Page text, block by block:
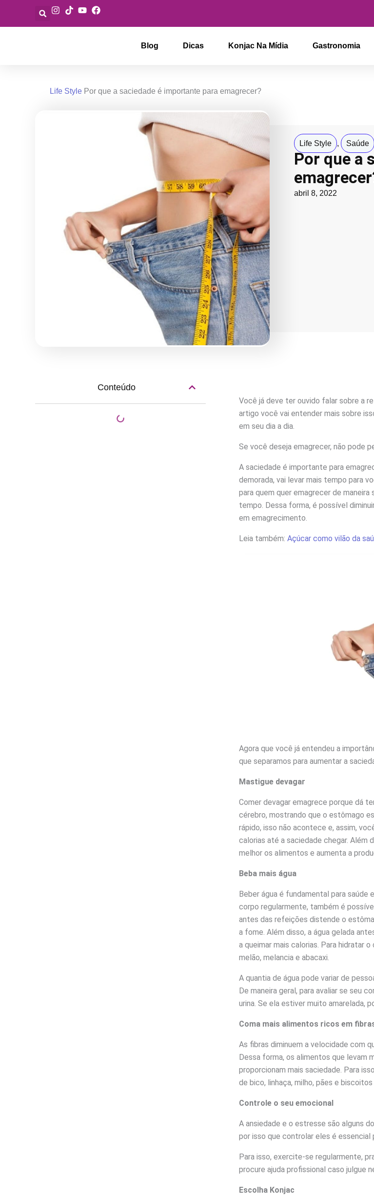
Blog Dicas Konjac Na Mídia Gastronomia
Life Style Por que a saciedade é importante para emagrecer?
Life Style , Saúde
Por que a
abril 8, 2022
Conteúdo
Você já deve ter ouvido falar sobre a
artigo você vai entender mais sobre
em seu dia a dia.
Se você deseja emagrecer, não pode
A saciedade é importante para
demorada, vai levar mais tempo para
para quem quer emagrecer de
tempo. Dessa forma, é possível
em emagrecimento.
Leia também: Açúcar como vilão da
Agora que você já entendeu a
que separamos para aumentar a
Mastigue devagar
Comer devagar emagrece porque dá
cérebro, mostrando que o estômago
rápido, isso não acontece e, assim,
calorias até a saciedade chegar. Além
melhor os alimentos e aumenta a
Beba mais água
Beber água é fundamental para saúde
corpo regularmente, também é
antes das refeições distende o
a fome. Além disso, a água gelada
a queimar mais calorias. Para hidratar
melão, melancia e abacaxi.
A quantia de água pode variar de
De maneira geral, para avaliar se seu
urina. Se ela estiver muito amarelada,
Coma mais alimentos ricos em
As fibras diminuem a velocidade com
Dessa forma, os alimentos que levam
proporcionam mais saciedade. Para
de bico, linhaça, milho, pães e
Controle o seu emocional
A ansiedade e o estresse são alguns
por isso que controlar eles é essencial
Para isso, exercite-se regularmente,
procure ajuda profissional caso julgue
Escolha Konjac